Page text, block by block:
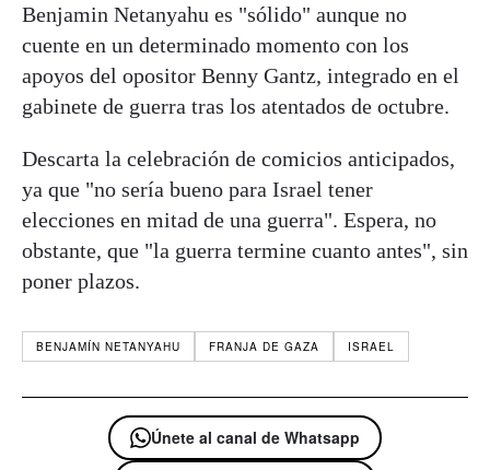
Benjamin Netanyahu es "sólido" aunque no
cuente en un determinado momento con los
apoyos del opositor Benny Gantz, integrado en el
gabinete de guerra tras los atentados de octubre.
Descarta la celebración de comicios anticipados,
ya que "no sería bueno para Israel tener
elecciones en mitad de una guerra". Espera, no
obstante, que "la guerra termine cuanto antes", sin
poner plazos.
BENJAMÍN NETANYAHU FRANJA DE GAZA ISRAEL
Únete al canal de Whatsapp